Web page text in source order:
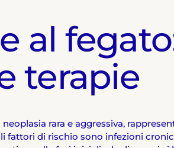
al
terapie
rara e aggressiva,
fattori di rischio sono infezioni